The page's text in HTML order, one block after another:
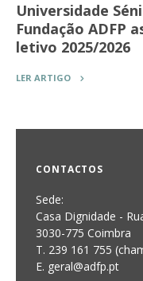
Universidade
Fundação ADFP
letivo 2025/2026
LER ARTIGO
CONTACTOS
Sede:
Casa Dignidade -
3030-775 Coimbra
T. 239 161 755
E. geral@adfp.pt